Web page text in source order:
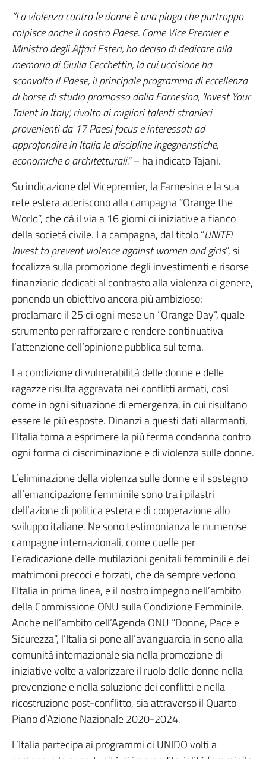
“La violenza contro le donne è unapiaga che purtroppo
colpisce anche il nostro Paese. Come Vice Premier e
Ministro degli Affari Esteri, ho deciso di dedicare alla
memoria di Giulia Cecchettin, la cui uccisione ha
sconvolto il Paese, il principale programma di eccellenza
di borse di studio promosso dalla Farnesina, ‘Invest Your
Talent in Italy’, rivolto ai migliori talenti stranieri
provenienti da 17 Paesi focus e interessati ad
approfondire in Italia le discipline ingegneristiche,
economiche o architetturali.”– ha indicato Tajani.
Su indicazione del Vicepremier, la Farnesina e la sua
rete estera aderiscono alla campagna “Orange the
World”, che dà il via a 16 giorni di iniziative a fianco
della società civile. La campagna, dal titolo “UNITE!
Invest to prevent violence against women and girls”, si
focalizza sulla promozione degli investimenti e risorse
finanziarie dedicati al contrasto alla violenza di genere,
ponendo un obiettivo ancora più ambizioso:
proclamare il 25 di ogni mese un “Orange Day”, quale
strumento per rafforzare e rendere continuativa
l’attenzione dell’opinione pubblica sul tema.
La condizione di vulnerabilità delle donne e delle
ragazze risulta aggravata nei conflitti armati, così
come in ogni situazione di emergenza, in cui risultano
essere le più esposte. Dinanzi a questi dati allarmanti,
l’Italia torna a esprimere la più ferma condanna contro
ogni forma di discriminazione e di violenza sulle donne.
L’eliminazione della violenza sulle donne e il sostegno
all’emancipazione femminile sono tra i pilastri
dell’azione di politica estera e di cooperazione allo
sviluppo italiane. Ne sono testimonianza le numerose
campagne internazionali, come quelle per
l’eradicazione delle mutilazioni genitali femminili e dei
matrimoni precoci e forzati, che da sempre vedono
l’Italia in prima linea, e il nostro impegno nell’ambito
della Commissione ONU sulla Condizione Femminile.
Anche nell’ambito dell’Agenda ONU “Donne, Pace e
Sicurezza”, l’Italia si pone all’avanguardia in seno alla
comunità internazionale sia nella promozione di
iniziative volte a valorizzare il ruolo delle donne nella
prevenzione e nella soluzione dei conflitti e nella
ricostruzione post-conflitto, sia attraverso il Quarto
Piano d’Azione Nazionale 2020-2024.
L’Italia partecipa ai programmi di UNIDO volti a